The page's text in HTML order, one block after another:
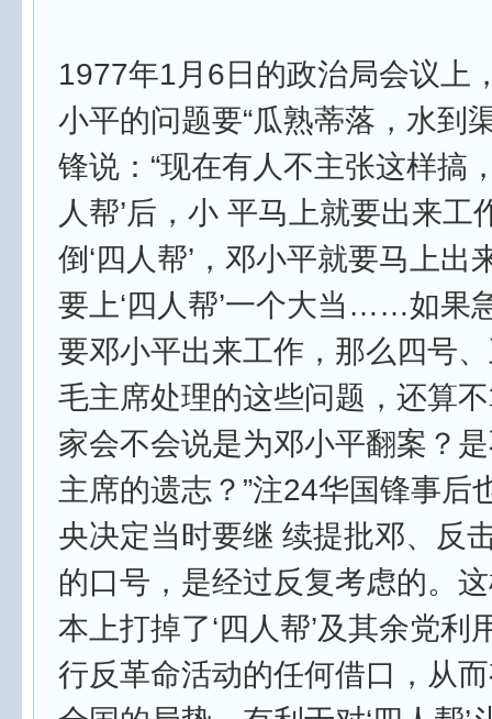
1977年1月6日的政治局会议上
小平的问题要“瓜熟蒂落，水到
锋说：“现在有人不主张这样搞
人帮’后，小 平马上就要出来工
倒‘四人帮’，邓小平就要马上出
要上‘四人帮’一个大当……如果
要邓小平出来工作，那么四号
毛主席处理的这些问题，还算
家会不会说是为邓小平翻案？
主席的遗志？”注24华国锋事后
央决定当时要继 续提批邓、反
的口号，是经过反复考虑的。
本上打掉了‘四人帮’及其余党利
行反革命活动的任何借口，从